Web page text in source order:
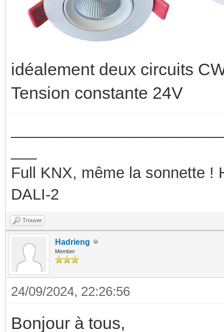
idéalement deux circuits
Tension constante 24V
Full KNX, même la sonnette !
DALI-2
Trouver
Hadrieng
Member
24/09/2024, 22:26:56
Bonjour à tous,